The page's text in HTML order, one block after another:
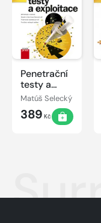
Penetrační
testy a
exploitace
Matúš Selecký
389 Kč